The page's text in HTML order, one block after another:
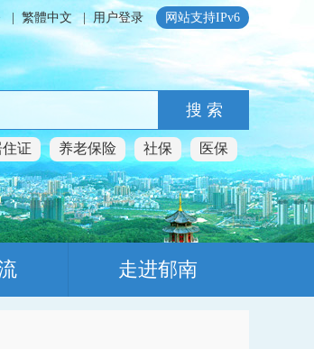
| 繁體中文| 用户登录 网站支持IPv6
搜 索
住证 养老保险 社保 医保
走进郁南